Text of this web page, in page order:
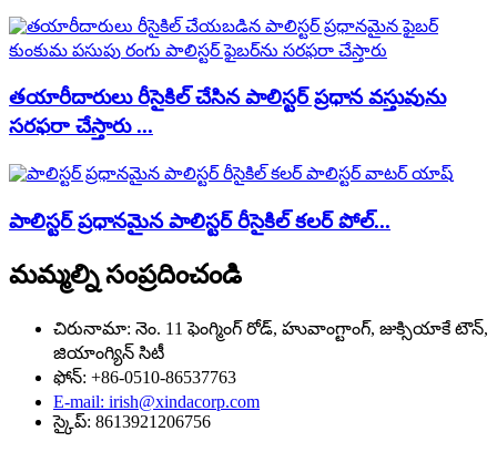
తయారీదారులు రీసైకిల్ చేసిన పాలిస్టర్ ప్రధాన వస్తువును
సరఫరా చేస్తారు ...
పాలిస్టర్ ప్రధానమైన పాలిస్టర్ రీసైకిల్ కలర్ పోల్...
మమ్మల్ని సంప్రదించండి
చిరునామా: నెం. 11 ఫెంగ్మింగ్ రోడ్, హువాంగ్టాంగ్, జుక్సియాకే టౌన్,
జియాంగ్యిన్ సిటీ
ఫోన్: +86-0510-86537763
E-mail: irish@xindacorp.com
స్కైప్: 8613921206756